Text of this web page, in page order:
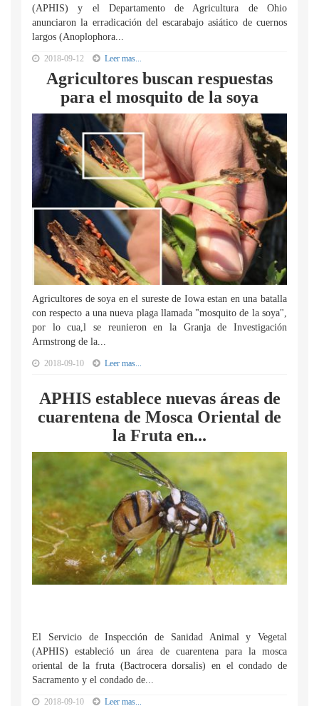
(APHIS) y el Departamento de Agricultura de Ohio
anunciaron la erradicación del escarabajo asiático de cuernos
largos (Anoplophora...
2018-09-12 Leer mas...
Agricultores buscan respuestas
para el mosquito de la soya
Agricultores de soya en el sureste de Iowa estan en una batalla
con respecto a una nueva plaga llamada "mosquito de la soya",
por lo cua,l se reunieron en la Granja de Investigación
Armstrong de la...
2018-09-10 Leer mas...
APHIS establece nuevas áreas de
cuarentena de Mosca Oriental de
la Fruta en...
El Servicio de Inspección de Sanidad Animal y Vegetal
(APHIS) estableció un área de cuarentena para la mosca
oriental de la fruta (Bactrocera dorsalis) en el condado de
Sacramento y el condado de...
2018-09-10 Leer mas...